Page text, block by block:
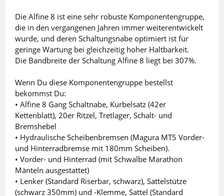
Die Alfine 8 ist eine sehr robuste Komponentengruppe,
die in den vergangenen Jahren immer weiterentwickelt
wurde, und deren Schaltungsnabe optimiert ist für
geringe Wartung bei gleichzeitig hoher Haltbarkeit.
Die Bandbreite der Schaltung Alfine 8 liegt bei 307%.
Wenn Du diese Komponentengruppe bestellst
bekommst Du:
• Alfine 8 Gang Schaltnabe, Kurbelsatz (42er
Kettenblatt), 20er Ritzel, Tretlager, Schalt- und
Bremshebel
• Hydraulische Scheibenbremsen (Magura MT5 Vorder-
und Hinterradbremse mit 180mm Scheiben).
• Vorder- und Hinterrad (mit Schwalbe Marathon
Mänteln ausgestattet)
• Lenker (Standard Riserbar, schwarz), Sattelstütze
(schwarz 350mm) und -Klemme, Sattel (Standard